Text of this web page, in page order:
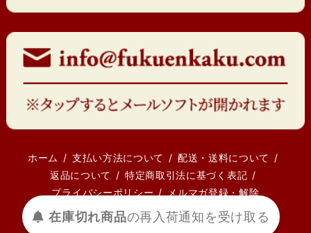
ホーム 支払い方法について
配送・送料について
返品について
特定商取引法に基づく表記
プライバシーポリシー
メルマガ登録・解除
在庫切れ商品の再入荷通知を受け取る